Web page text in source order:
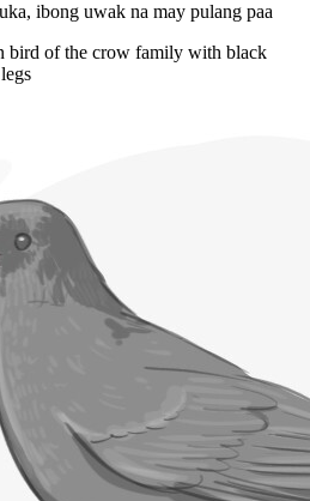
, ibong uwak na may pulang paa
bird of the crow family with black